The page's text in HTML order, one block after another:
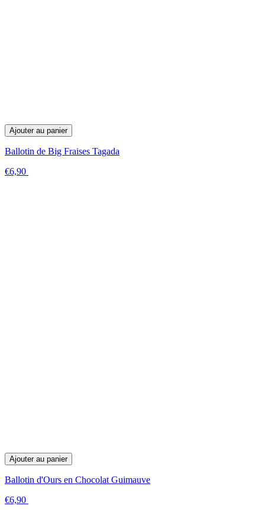
Ajouter au panier
Ballotin de Big Fraises Tagada
€6,90
Ajouter au panier
Ballotin d'Ours en Chocolat Guimauve
€6,90